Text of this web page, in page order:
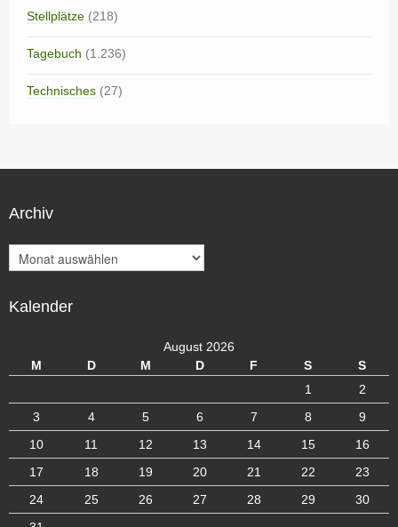
Stellplätze (218)
Tagebuch (1.236)
Technisches (27)
Archiv
r
h
Kalender
August 2026
M
D M D F S
S
1
2
3
4 5 6 7 8
9
10
11 12 13 14 15
16
17
18 19 20 21 22
23
24
25 26 27 28 29
30